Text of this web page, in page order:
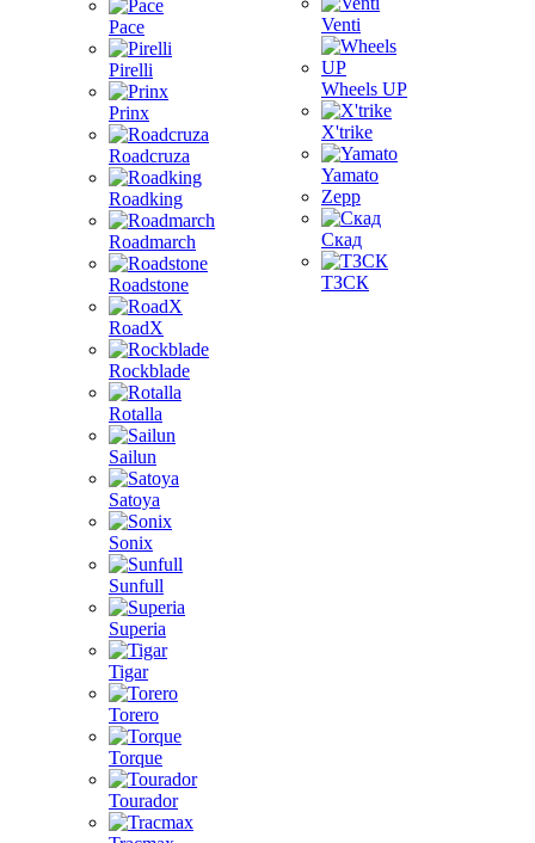
Pace
Pirelli
Prinx
Roadcruza
Roadking
Roadmarch
Roadstone
RoadX
Rockblade
Rotalla
Sailun
Satoya
Sonix
Sunfull
Superia
Tigar
Torero
Torque
Tourador
Venti
Wheels UP
X'trike
Yamato
Zepp
Скад
ТЗСК